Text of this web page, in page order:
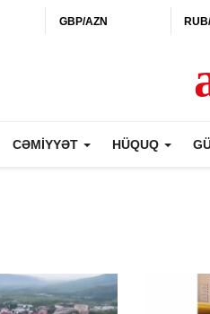
GBP/AZN
CƏMİYYƏT HÜQUQ